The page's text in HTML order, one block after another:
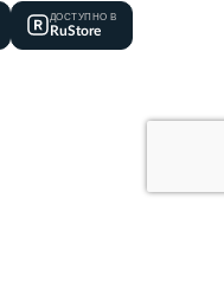
ДОСТУПНО В
RuStore